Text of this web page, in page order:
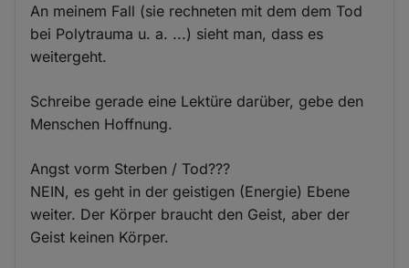
An meinem Fall (sie rechneten mit dem dem Tod
bei Polytrauma u. a. ...) sieht man, dass es
weitergeht.
Schreibe gerade eine Lektüre darüber, gebe den
Menschen Hoffnung.
Angst vorm Sterben / Tod???
NEIN, es geht in der geistigen (Energie) Ebene
weiter. Der Körper braucht den Geist, aber der
Geist keinen Körper.